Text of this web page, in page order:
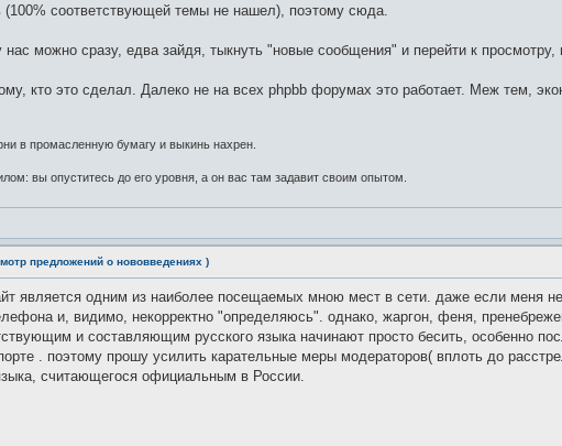
(100% соответствующей темы не нашел), поэтому сюда.
можно сразу, едва зайдя, тыкнуть "новые сообщения" и перейти к просмотру,
кто это сделал. Далеко не на всех phpbb форумах это работает. Меж тем,
в промасленную бумагу и выкинь нахрен.
вы опуститесь до его уровня, а он вас там задавит своим опытом.
предложений о нововведениях )
является одним из наиболее посещаемых мною мест в сети. даже если меня
и, видимо, некорректно "определяюсь". однако, жаргон, феня,
и составляющим русского языка начинают просто бесить, особенно
. поэтому прошу усилить карательные меры модераторов( вплоть до
считающегося официальным в России.